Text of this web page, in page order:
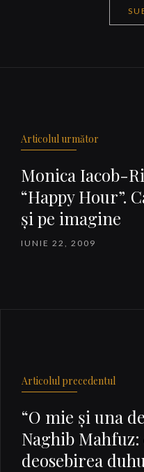
Articolul următor
Monica Iacob-
“Happy Hour”.
şi pe imagine
IUNIE 22, 2009
Articolul precedentul
“O mie şi una
Naghib
deosebirea